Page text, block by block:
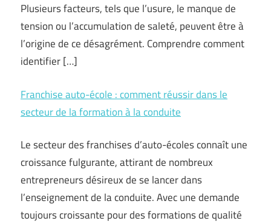
Plusieurs facteurs, tels que l’usure, le manque de
tension ou l’accumulation de saleté, peuvent être à
l’origine de ce désagrément. Comprendre comment
identifier […]
Franchise auto-école : comment réussir dans le
secteur de la formation à la conduite
Le secteur des franchises d’auto-écoles connaît une
croissance fulgurante, attirant de nombreux
entrepreneurs désireux de se lancer dans
l’enseignement de la conduite. Avec une demande
toujours croissante pour des formations de qualité